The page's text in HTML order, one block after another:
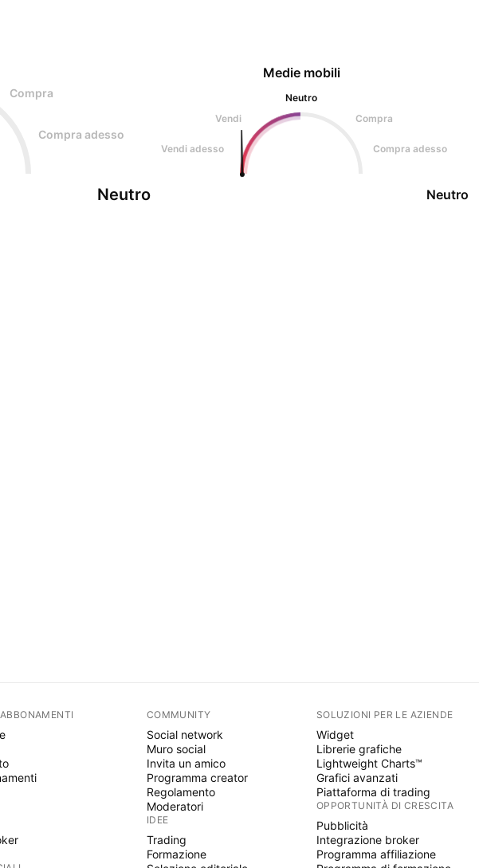
Compra
Compra adesso
Neutro
Medie mobili
Neutro
Vendi
Compra
Vendi adesso Compra adesso
Neutro
COMMUNITY
Social network
Muro social
Invita un amico
Programma creator
Regolamento
Moderatori
IDEE
Trading
Formazione
SOLUZIONI PER LE AZIENDE
Widget
Librerie grafiche
Lightweight Charts™
Grafici avanzati
Piattaforma di trading
OPPORTUNITÀ DI CRESCITA
Pubblicità
Integrazione broker
Programma affiliazione